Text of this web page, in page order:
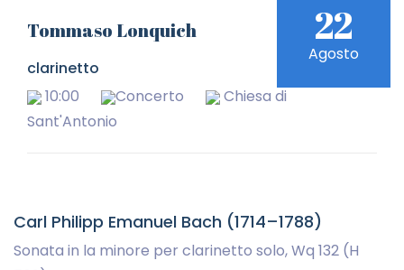
22
Agosto
Tommaso Lonquich
clarinetto
10:00
Concerto
Chiesa di
Sant'Antonio
Carl Philipp Emanuel Bach (1714–1788)
Sonata in la minore per clarinetto solo, Wq 132 (H